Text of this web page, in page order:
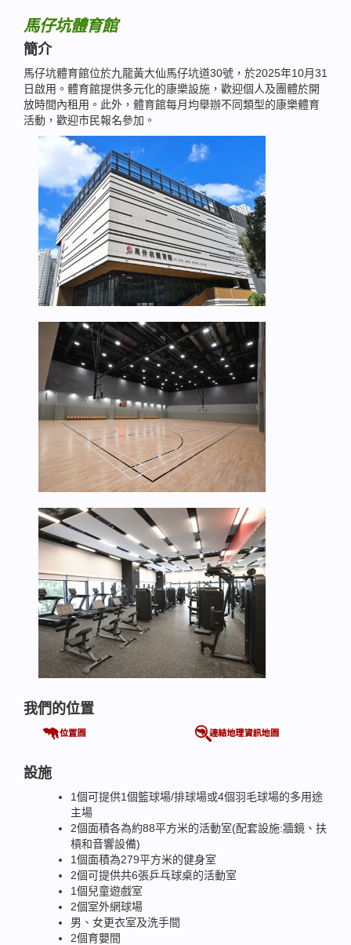
馬仔坑體育館
簡介
馬仔坑體育館位於九龍黃大仙馬仔坑道30號，於2025年10月31
日啟用。體育館提供多元化的康樂設施，歡迎個人及團體於開
放時間內租用。此外，體育館每月均舉辦不同類型的康樂體育
活動，歡迎市民報名參加。
我們的位置
設施
1個可提供1個籃球場/排球場或4個羽毛球場的多用途
主場
2個面積各為約88平方米的活動室(配套設施:牆鏡、扶
槓和音響設備)
1個面積為279平方米的健身室
2個可提供共6張乒乓球桌的活動室
1個兒童遊戲室
2個室外網球場
男、女更衣室及洗手間
2個育嬰間